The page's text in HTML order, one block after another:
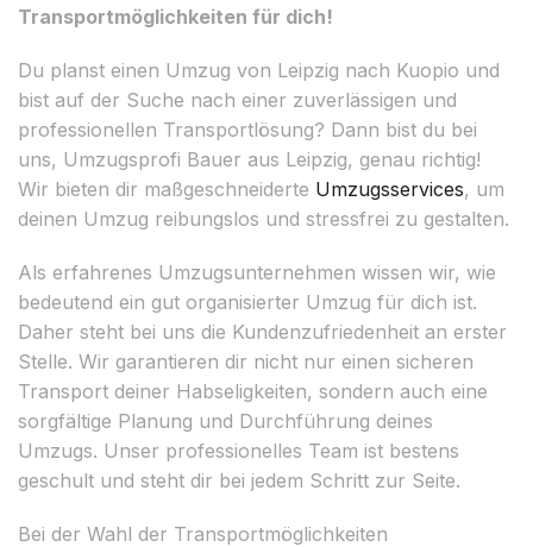
Transportmöglichkeiten für dich!
Du planst einen Umzug von Leipzig nach Kuopio und
bist auf der Suche nach einer zuverlässigen und
professionellen Transportlösung? Dann bist du bei
uns, Umzugsprofi Bauer aus Leipzig, genau richtig!
Wir bieten dir maßgeschneiderte Umzugsservices, um
deinen Umzug reibungslos und stressfrei zu gestalten.
Als erfahrenes Umzugsunternehmen wissen wir, wie
bedeutend ein gut organisierter Umzug für dich ist.
Daher steht bei uns die Kundenzufriedenheit an erster
Stelle. Wir garantieren dir nicht nur einen sicheren
Transport deiner Habseligkeiten, sondern auch eine
sorgfältige Planung und Durchführung deines
Umzugs. Unser professionelles Team ist bestens
geschult und steht dir bei jedem Schritt zur Seite.
Bei der Wahl der Transportmöglichkeiten